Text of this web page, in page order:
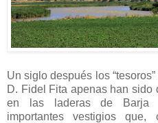
Un siglo después los
D. Fidel Fita apenas han sido
en las laderas de Barja
importantes vestigios